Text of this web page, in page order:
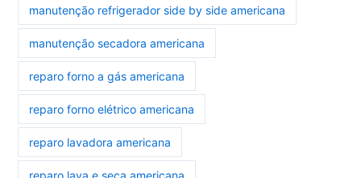
manutenção refrigerador side by side americana
manutenção secadora americana
reparo forno a gás americana
reparo forno elétrico americana
reparo lavadora americana